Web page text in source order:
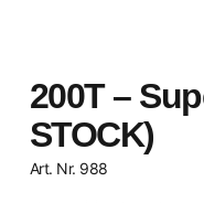
200T –
STOCK)
Art. Nr. 988